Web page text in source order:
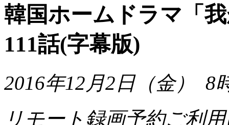
韓国ホームドラマ「
111話(字幕版)
2016年12月2日（金）
8
リモート録画予約ご利